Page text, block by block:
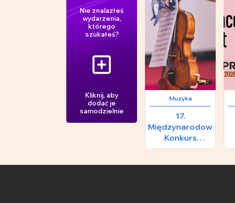
Nie znalazłeś
wydarzenia,
którego
szukałeś?
Kliknij, aby
dodać je
samodzielnie
Muzyka
17.
Międzynarodowy
Konkurs
Skrzypcowy im.